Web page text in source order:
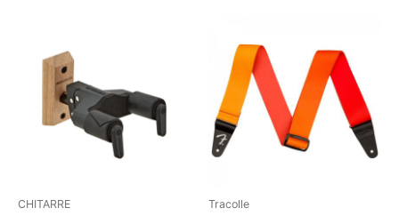
CHITARRE Tracolle